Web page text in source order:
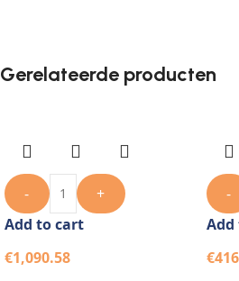
Gerelateerde producten
-
+
Add to cart
€1,090.58
-
€